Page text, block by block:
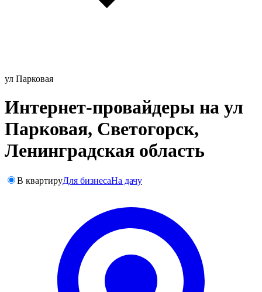
ул Парковая
Интернет-провайдеры на ул
Парковая, Светогорск,
Ленинградская область
В квартируДля бизнесаНа дачу